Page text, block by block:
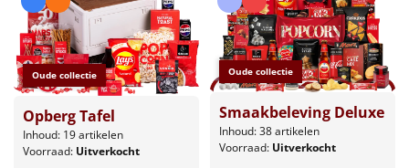
Oude collectie
Opberg Tafel
Inhoud: 19 artikelen
Voorraad: Uitverkocht
Oude collectie
Smaakbeleving Deluxe
Inhoud: 38 artikelen
Voorraad: Uitverkocht